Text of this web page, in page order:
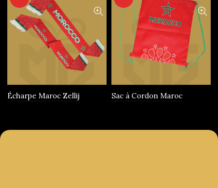
Écharpe Maroc Zellij Sac à Cordon Maroc